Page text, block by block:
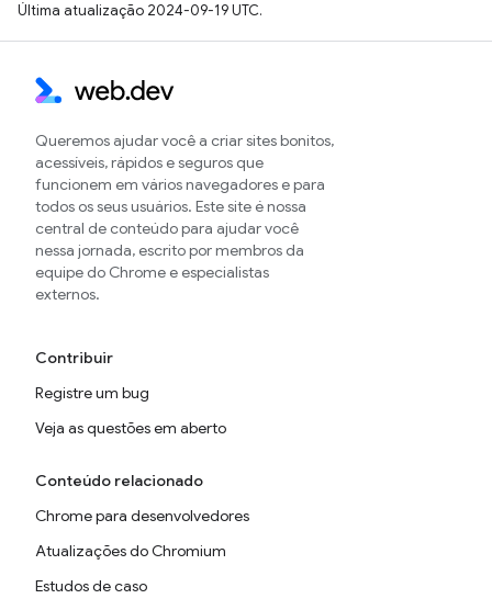
Última atualização 2024-09-19 UTC.
Queremos ajudar você a criar sites bonitos,
acessíveis, rápidos e seguros que
funcionem em vários navegadores e para
todos os seus usuários. Este site é nossa
central de conteúdo para ajudar você
nessa jornada, escrito por membros da
equipe do Chrome e especialistas
externos.
Contribuir
Registre um bug
Veja as questões em aberto
Conteúdo relacionado
Chrome para desenvolvedores
Atualizações do Chromium
Estudos de caso